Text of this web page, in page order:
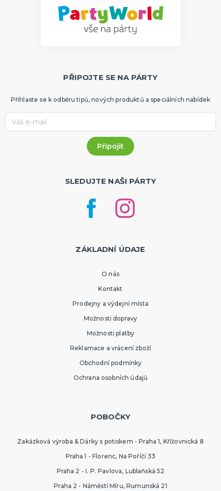
PŘIPOJTE SE NA PÁRTY
Přihlaste se k odběru tipů, nových produktů a speciálních nabídek
SLEDUJTE NAŠI PÁRTY
ZÁKLADNÍ ÚDAJE
O nás
Kontakt
Prodejny a výdejní místa
Možnosti dopravy
Možnosti platby
Reklamace a vrácení zboží
Obchodní podmínky
Ochrana osobních údajů
POBOČKY
Zakázková výroba & Dárky s potiskem - Praha 1, Křížovnická 8
Praha 1 - Florenc, Na Poříčí 33
Praha 2 - I. P. Pavlova, Lublaňská 52
Praha 2 - Náměstí Míru, Rumunská 21